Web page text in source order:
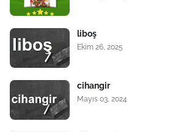
liboş
Ekim 26, 2025
cihangir
Mayıs 03, 2024